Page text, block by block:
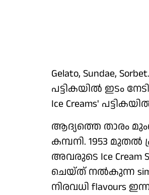
Gelato, Sundae,
പട്ടികയില്‍ ഇടം
Ice Creams'
ആദ്യത്തെ താരം
കമ്പനി. 1953 മുതല്‍
അവരുടെ Ice Cream
ചെയ്ത് നല്‍കുന്ന simple
നിരവധി flavours